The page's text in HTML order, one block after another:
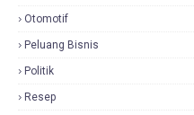
Otomotif
Peluang Bisnis
Politik
Resep